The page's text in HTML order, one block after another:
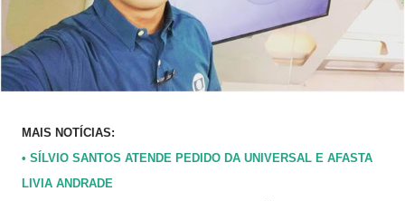
MAIS NOTÍCIAS:
• SÍLVIO SANTOS ATENDE PEDIDO DA UNIVERSAL E AFASTA
LIVIA ANDRADE